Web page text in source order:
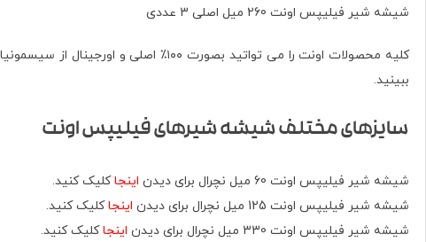
شیشه شیر فیلیپس اونت 260 میل اصلی 3 عددی
کلیه محصولات اونت را می تواتید بصورت ۱۰۰٪ اصلی و اورجینال از سیسمونیا دات کام هم بصورت حضوری و هم بصورت آنلاین خریداری نمایید. برای تشخیص شیشه شیرهای اصلی اونت ویدیوی آموزشی را
ببینید.
سایزهای مختلف شیشه شیرهای فیلیپس اونت
شیشه شیر فیلیپس اونت 60 میل نچرال برای دیدن اینجاکلیک کنید.
شیشه شیر فیلیپس اونت 125 میل نچرال برای دیدن
اینجاکلیک کنید.
شیشه شیر فیلیپس اونت 330 میل نچرال برای دیدن
اینجا کلیک کنید.